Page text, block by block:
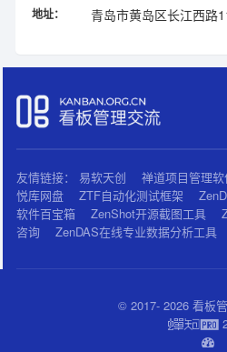
地址： 青岛市黄岛区长江西路
友情链接： 易软天创 禅道项目管理
悦库网盘
ZTF自动化测试框架
软件百宝箱
ZenShot开源截图工具
咨询
ZenDAS在线专业数据分析工具
© 2017- 2026 看板